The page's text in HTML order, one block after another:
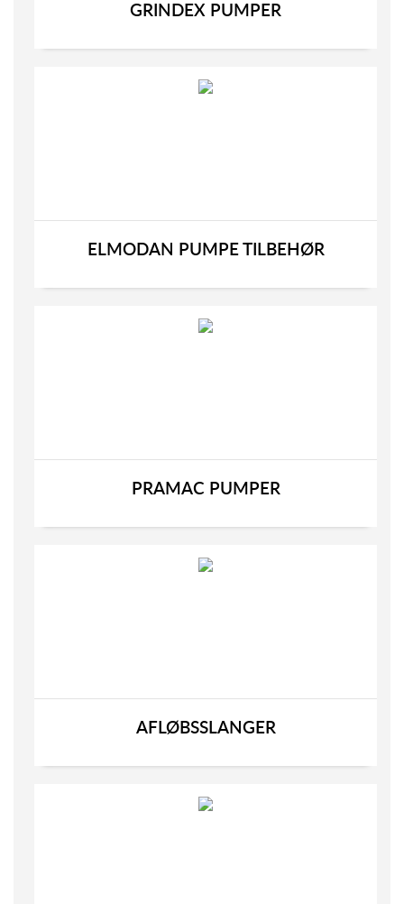
GRINDEX PUMPER
ELMODAN PUMPE TILBEHØR
PRAMAC PUMPER
AFLØBSSLANGER